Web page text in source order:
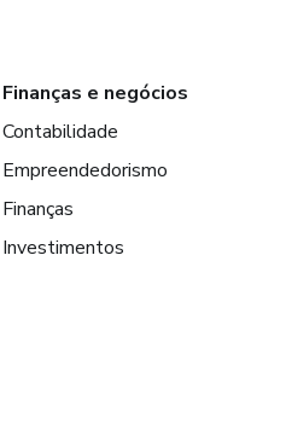
Finanças e negócios
Contabilidade
Empreendedorismo
Finanças
Investimentos